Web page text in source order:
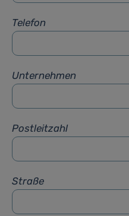
Telefon
Unternehmen
Postleitzahl
Straße